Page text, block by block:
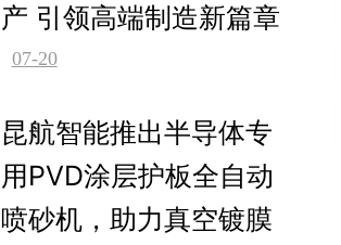
产 引领高端制造新篇章
07-20
昆航智能推出半导体专
用PVD涂层护板全自动
喷砂机，助力真空镀膜